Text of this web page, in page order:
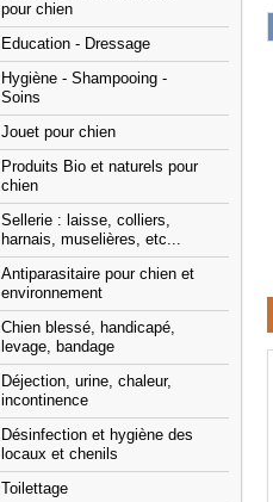
pour chien
Education - Dressage
Hygiène - Shampooing -
Soins
Jouet pour chien
Produits Bio et naturels pour
chien
Sellerie : laisse, colliers,
harnais, muselières, etc...
Antiparasitaire pour chien et
environnement
Chien blessé, handicapé,
levage, bandage
Déjection, urine, chaleur,
incontinence
Désinfection et hygiène des
locaux et chenils
Toilettage